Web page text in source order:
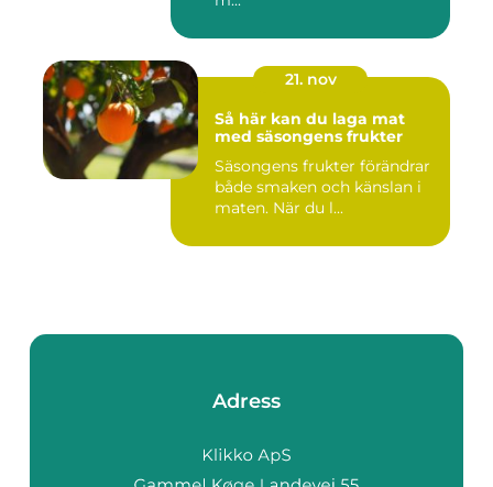
21. nov
Så här kan du laga mat
med säsongens frukter
Säsongens frukter förändrar
både smaken och känslan i
maten. När du l...
Adress